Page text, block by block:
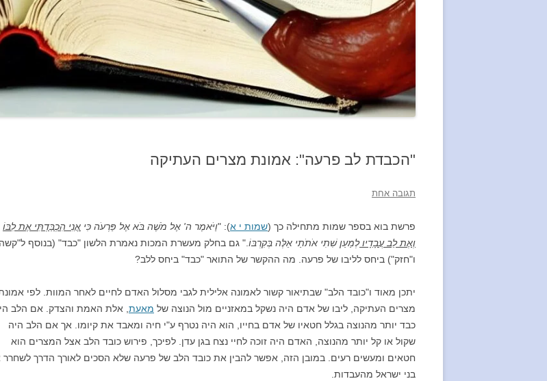
"הכבדת לב פרעה": אמונת מצרים העתיקה
תגובה אחת
פרשת בוא בספר שמות מתחילה כך (שמות י א): "וַיֹּאמֶר ה' אֶל מֹשֶׁה בֹּא אֶל פַּרְעֹה כִּי אֲנִי הִכְבַּדְתִּי אֶת לִבּוֹ
וְאֶת לֵב עֲבָדָיולְמַעַן שִׁתִי אֹתֹתַי אֵלֶּה בְּקִרְבּוֹ." גם בחלק מעשרת המכות נאמרת הלשון "כבד" (בנוסף
ו"חזק") ביחס לליבו של פרעה. מה ההקשר של התואר "כבד" ביחס ללב?
יתכן מאוד ו"כובד הלב" שבתיאור קשור לאמונה אלילית לגבי מסלול האדם לחיים לאחר המוות. לפי
מצרים העתיקה, ליבו של אדם היה נשקל במאזניים מול הנוצה של מאעת, אלת האמת והצדק. אם הלב
כבד יותר מהנוצה בגלל חטאיו של אדם בחייו, הוא היה נטרף ע"י חיה ומאבד את קיומו. אך אם הלב היה
שקול או קל יותר מהנוצה, האדם היה זוכה לחיי נצח בגן עדן. לפיכך, פירוש כובד הלב אצל המצרים הוא
חטאים ומעשים רעים. במובן הזה, אפשר להבין את כובד הלב של פרעה שלא הסכים לאורך הדרך
בני ישראל מהעבדות.